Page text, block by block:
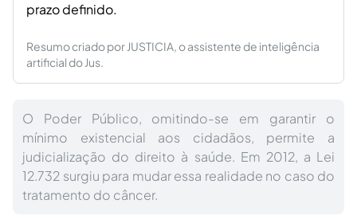
prazo definido.
Resumo criado por JUSTICIA, o assistente de inteligência
artificial do Jus.
O Poder Público, omitindo-se em garantir o
mínimo existencial aos cidadãos, permite a
judicialização do direito à saúde. Em 2012, a Lei
12.732 surgiu para mudar essa realidade no caso do
tratamento do câncer.